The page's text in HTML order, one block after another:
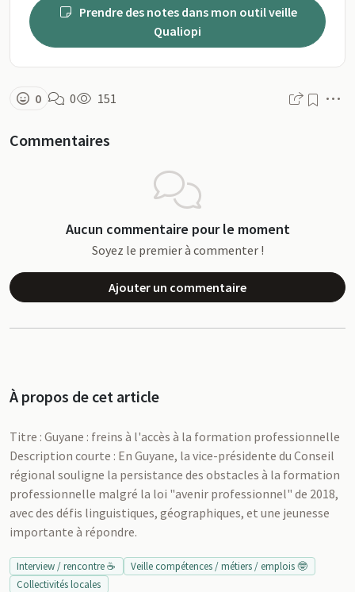
Qualiopi
0 0 151
Commentaires
Aucun commentaire pour le moment
Soyez le premier à commenter !
Ajouter un commentaire
À propos de cet article
Titre : Guyane : freins à l'accès à la formation professionnelle
Description courte : En Guyane, la vice-présidente du Conseil
régional souligne la persistance des obstacles à la formation
professionnelle malgré la loi "avenir professionnel" de 2018,
avec des défis linguistiques, géographiques, et une jeunesse
importante à répondre.
Interview / rencontre ☕
Veille compétences / métiers / emplois 🤓
Collectivités locales